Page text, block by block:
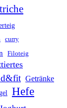
curry
Filoteig
Getränke
Hefe